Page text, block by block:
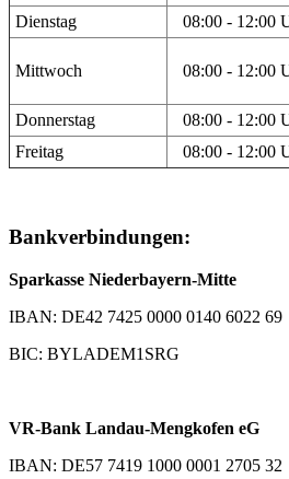
Dienstag
08:00 - 12:00
Mittwoch 08:00 - 12:00
Donnerstag 08:00 - 12:00
Freitag
08:00 - 12:00
Bankverbindungen:
Sparkasse Niederbayern-Mitte
IBAN: DE42 7425 0000 0140 6022 69
BIC: BYLADEM1SRG
VR-Bank Landau-Mengkofen eG
IBAN: DE57 7419 1000 0001 2705 32